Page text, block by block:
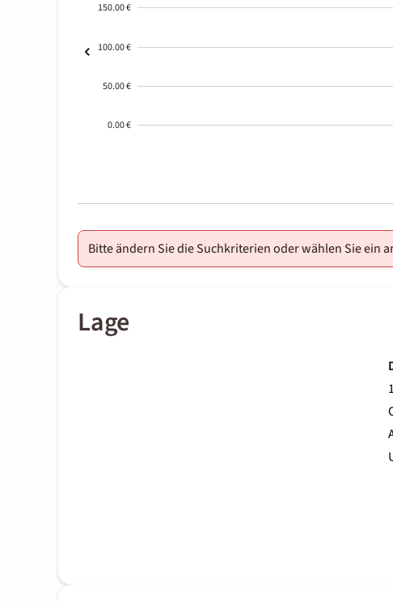
150.00 €
100.00 €
50.00 €
0.00 €
01-02
Bitte ändern Sie die Suchkriterien oder wählen Sie ein
Lage